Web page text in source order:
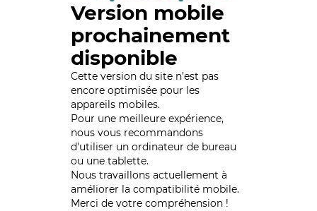
Version mobile
prochainement
disponible
Cette version du site n’est pas
encore optimisée pour les
appareils mobiles.
Pour une meilleure expérience,
nous vous recommandons
d'utiliser un ordinateur de bureau
ou une tablette.
Nous travaillons actuellement à
améliorer la compatibilité mobile.
Merci de votre compréhension !